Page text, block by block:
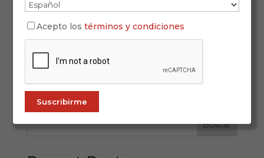
La Semana Santa 2026 en Andalucía se vivirá
entre el 29 de marzo y el 5 de abril como una
gran constelación de emociones repartidas por
capitales, pueblos históricos y ciudades medias
donde la Pasión toma formas muy distintas.
Buscar
Acepto lostérminos y condiciones